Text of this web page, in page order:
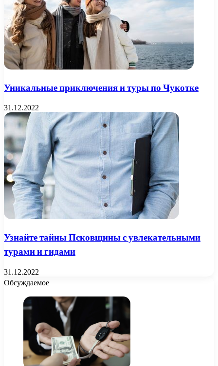
Уникальные приключения и туры по Чукотке
31.12.2022
Узнайте тайны Псковщины с увлекательными
турами и гидами
31.12.2022
Обсуждаемое